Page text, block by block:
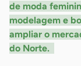
de moda
modelagem e
ampliar o
do Norte.